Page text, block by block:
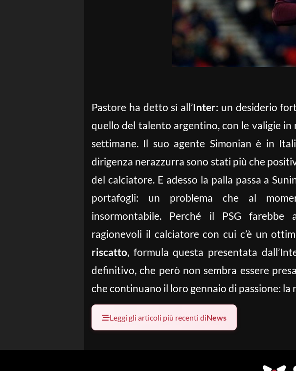
Pastore ha detto sì all’Inter: un desiderio
quello del talento argentino, con le valigie in
settimane. Il suo agente Simonian è in
dirigenza nerazzurra sono stati più che
del calciatore. E adesso la palla passa a
portafogli: un problema che al
insormontabile. Perché il PSG
ragionevoli il calciatore con cui c’è un
riscatto, formula questa presentata
definitivo, che però non sembra essere
che continuano il loro gennaio di passione:
Leggi gli articoli più recenti diNews